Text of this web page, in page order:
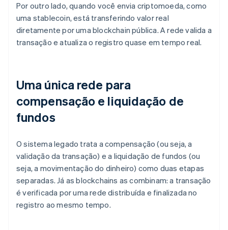
Por outro lado, quando você envia criptomoeda, como
uma stablecoin, está transferindo valor real
diretamente por uma blockchain pública. A rede valida a
transação e atualiza o registro quase em tempo real.
Uma única rede para
compensação e liquidação de
fundos
O sistema legado trata a compensação (ou seja, a
validação da transação) e a liquidação de fundos (ou
seja, a movimentação do dinheiro) como duas etapas
separadas. Já as blockchains as combinam: a transação
é verificada por uma rede distribuída e finalizada no
registro ao mesmo tempo.